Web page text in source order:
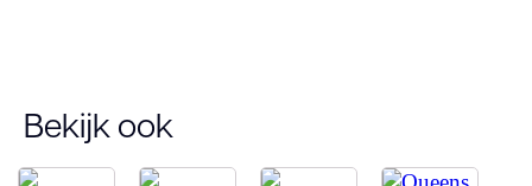
Garantie
Bekijk ook